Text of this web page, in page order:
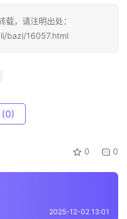
，请注明出处：
bazi/16057.html
(0)
0 0
2025-12-02 13:01